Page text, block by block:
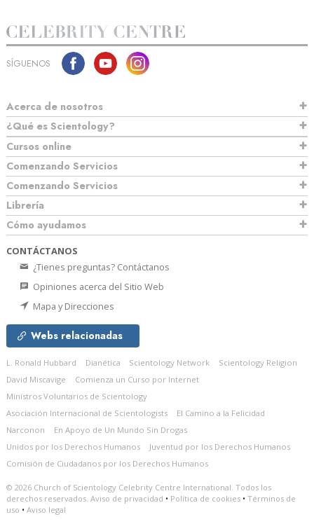
SÍGUENOS
Acerca de nosotros
¿Qué es Scientology?
Cursos online
Comenzando Servicios
Comenzando Servicios
Librería
Cómo ayudamos
CONTÁCTANOS
¿Tienes preguntas? Contáctanos
Opiniones acerca del Sitio Web
Mapa y Direcciones
Webs relacionadas
L. Ronald Hubbard Dianética Scientology Network
Scientology Religion
David Miscavige
Comienza un Curso por Internet
Ministros Voluntarios de Scientology
Asociación Internacional de Scientologists
El Camino a la Felicidad
Narconon
En Apoyo de Un Mundo Sin Drogas
Unidos por los Derechos Humanos
Juventud por los Derechos Humanos
Comisión de Ciudadanos por los Derechos Humanos
© 2026 Church of Scientology Celebrity Centre International. Todos los
derechos reservados. Aviso de privacidad • Política de cookies • Términos de
uso • Aviso legal